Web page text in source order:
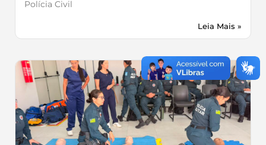
Polícia Civil
Leia Mais »